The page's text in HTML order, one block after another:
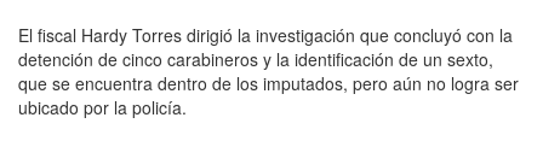
El fiscal Hardy Torres dirigió la investigación que concluyó con la
detención de cinco carabineros y la identificación de un sexto,
que se encuentra dentro de los imputados, pero aún no logra ser
ubicado por la policía.